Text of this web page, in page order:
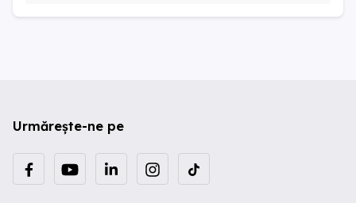
Urmărește-ne pe